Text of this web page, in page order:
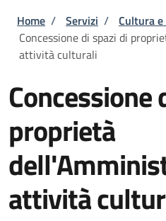
Briciole di pane
Home / Servizi / Cultura
Concessione di spazi di
attività culturali
Concessione
proprietà
attività